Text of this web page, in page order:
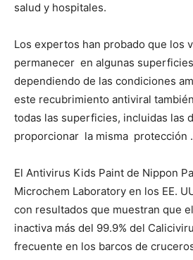
salud y hospitales.
Los expertos han probado que los
permanecer en algunas
dependiendo de las condiciones
este recubrimiento antiviral
todas las superficies, incluidas las
proporcionar la misma protección .
El Antivirus Kids Paint de Nippon
Microchem Laboratory en los EE.
con resultados que muestran que
inactiva más del 99.9% del
frecuente en los barcos de